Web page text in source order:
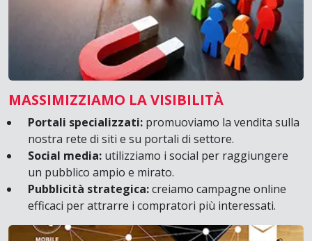
MASSIMIZZIAMO LA VISIBILITÀ
Portali specializzati: promuoviamo la vendita sulla
nostra rete di siti e su portali di settore.
Social media: utilizziamo i social per raggiungere
un pubblico ampio e mirato.
Pubblicità strategica:creiamo campagne online
efficaci per attrarre i compratori più interessati.